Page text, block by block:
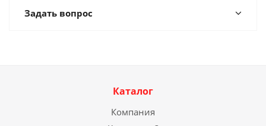
Задать вопрос
Каталог
Компания